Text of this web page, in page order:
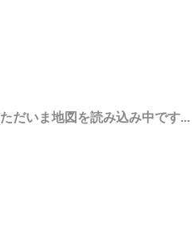
ただいま地図を読み込み中です...